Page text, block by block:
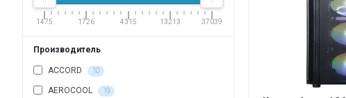
1475 1726 4315 13213 37039
Производитель
ACCORD 10
AEROCOOL 19